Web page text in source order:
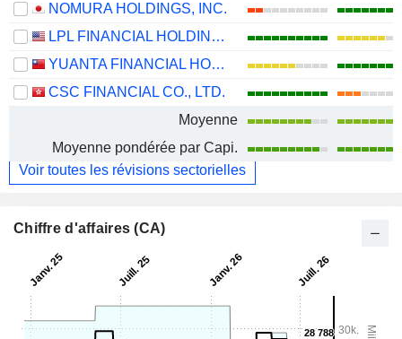
NOMURA HOLDINGS, INC.
LPL FINANCIAL HOLDINGS INC.
YUANTA FINANCIAL HOLDING CO., LTD.
CSC FINANCIAL CO., LTD.
Moyenne
Moyenne pondérée par Capi.
Voir toutes les révisions sectorielles
Chiffre d'affaires (CA)